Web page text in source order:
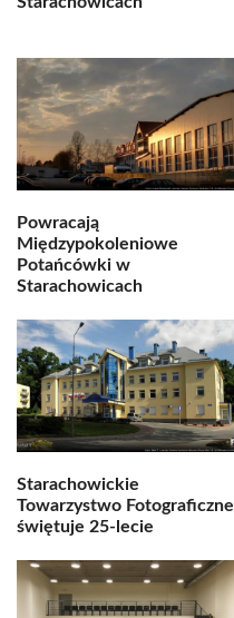
Powracają
Międzypokoleniowe
Potańcówki w
Starachowicach
Starachowickie
Towarzystwo Fotograficzne
świętuje 25-lecie